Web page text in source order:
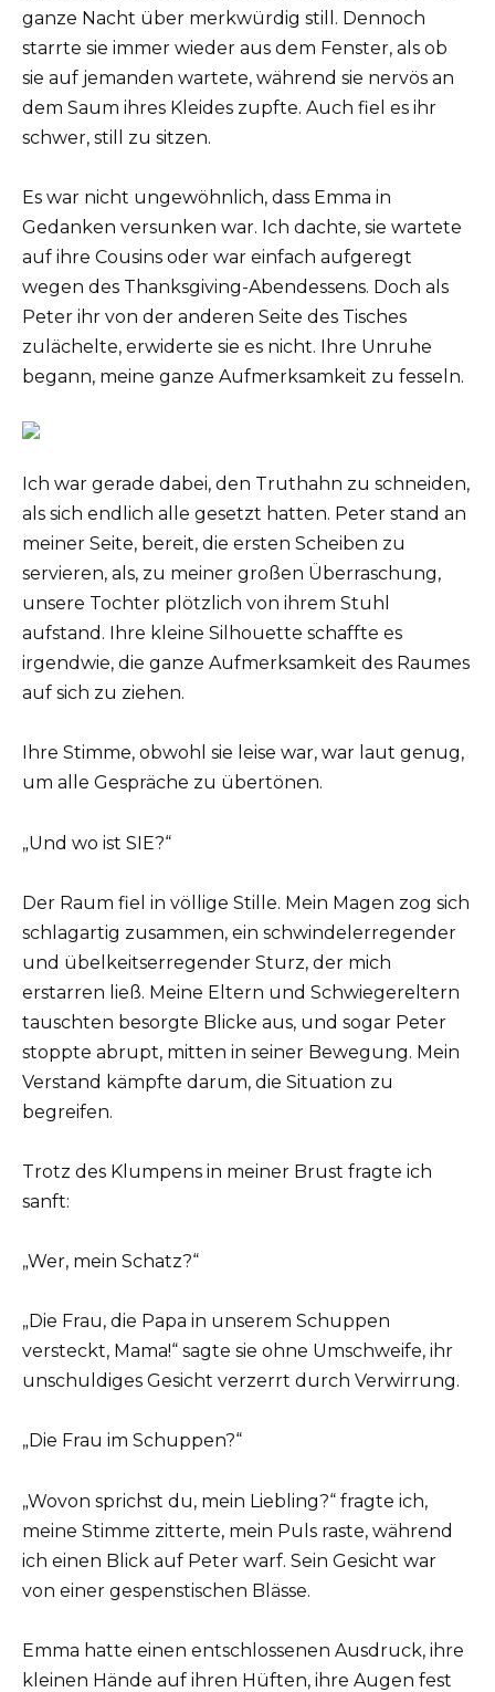
ganze Nacht über merkwürdig still. Dennoch
starrte sie immer wieder aus dem Fenster, als ob
sie auf jemanden wartete, während sie nervös an
dem Saum ihres Kleides zupfte. Auch fiel es ihr
schwer, still zu sitzen.
Es war nicht ungewöhnlich, dass Emma in
Gedanken versunken war. Ich dachte, sie wartete
auf ihre Cousins oder war einfach aufgeregt
wegen des Thanksgiving-Abendessens. Doch als
Peter ihr von der anderen Seite des Tisches
zulächelte, erwiderte sie es nicht. Ihre Unruhe
begann, meine ganze Aufmerksamkeit zu fesseln.
Ich war gerade dabei, den Truthahn zu schneiden,
als sich endlich alle gesetzt hatten. Peter stand an
meiner Seite, bereit, die ersten Scheiben zu
servieren, als, zu meiner großen Überraschung,
unsere Tochter plötzlich von ihrem Stuhl
aufstand. Ihre kleine Silhouette schaffte es
irgendwie, die ganze Aufmerksamkeit des Raumes
auf sich zu ziehen.
Ihre Stimme, obwohl sie leise war, war laut genug,
um alle Gespräche zu übertönen.
„Und wo ist SIE?“
Der Raum fiel in völlige Stille. Mein Magen zog sich
schlagartig zusammen, ein schwindelerregender
und übelkeitserregender Sturz, der mich
erstarren ließ. Meine Eltern und Schwiegereltern
tauschten besorgte Blicke aus, und sogar Peter
stoppte abrupt, mitten in seiner Bewegung. Mein
Verstand kämpfte darum, die Situation zu
begreifen.
Trotz des Klumpens in meiner Brust fragte ich
sanft:
„Wer, mein Schatz?“
„Die Frau, die Papa in unserem Schuppen
versteckt, Mama!“ sagte sie ohne Umschweife, ihr
unschuldiges Gesicht verzerrt durch Verwirrung.
„Die Frau im Schuppen?“
„Wovon sprichst du, mein Liebling?“ fragte ich,
meine Stimme zitterte, mein Puls raste, während
ich einen Blick auf Peter warf. Sein Gesicht war
von einer gespenstischen Blässe.
Emma hatte einen entschlossenen Ausdruck, ihre
kleinen Hände auf ihren Hüften, ihre Augen fest